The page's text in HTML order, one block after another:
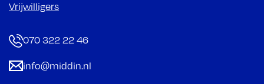
Vrijwilligers
070 322 22 46
info@middin.nl